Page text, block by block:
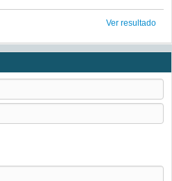
Ver resultado